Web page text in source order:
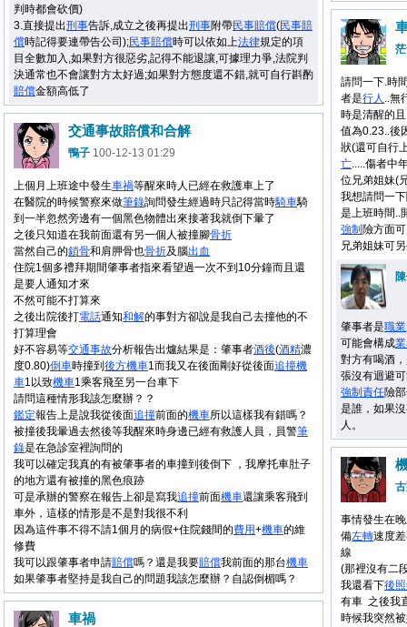
判時都會砍價)
3.直接提出刑事告訴,成立之後再提出刑事附帶民事賠償(民事賠
償時記得要連帶告公司);民事賠償時可以依如上法律規定的項
目全數加入,如果對方很惡劣,記得不能退讓,可據理力爭,法院判
決通常也不會讓對方太好過;如果對方態度還不錯,就可自行斟酌
賠償金額高低了
請問一下.時
者是行人 ..無
時是清醒的
值為0.23..後
狀(還可自行
亡.....傷者中
位兄弟姐妹(
我想請問一
是上班時間..
強制 險方面
兄弟姐妹可
肇事者是職業
可能會構成
對方有喝酒
張沒有迴避
強制 責任險
是誰，如果
人。
交通事故賠償和合解
鴨子 100-12-13 01:29
上個月上班途中發生車禍等醒來時人已經在救護車上了
在醫院的時候警察來做筆錄詢問發生經過時只記得當時騎車騎
到一半忽然旁邊有一個黑色物體出來接著我就倒下暈了
之後只知道在我前面還有另一個人被撞腳骨折
當然自己的鎖骨和肩胛骨也骨折及腦出血
住院1個多禮拜期間肇事者指來看望過一次不到10分鐘而且還
是要人通知才來
不然可能不打算來
之後出院後打電話通知和解的事對方卻說是我自己去撞他的不
打算理會
好不容易等交通事故分析報告出爐結果是：肇事者酒後(酒精濃
度0.80)倒車時撞到 後方機車1而我又在後面剛好從後面追撞機
車1以致機車1乘客飛至另一台車下
請問這種情形我該怎麼辦？？
鑑定報告上是說我從後面追撞前面的機車所以這樣我有錯嗎？
被撞後我暈過去然後等我醒來時身邊已經有救護人員，員警筆
錄是在急診室裡詢問的
我可以確定我真的有被肇事者的車撞到後倒下 ，我摩托車肚子
的地方還有被撞的黑色痕跡
可是承辦的警察在報告上卻是寫我追撞前面機車還讓乘客飛到
車外，這樣的情形是不是對我很不利
因為這件事不得不請1個月的病假+住院錢間的費用+機車的維
修費
我可以跟肇事者申請賠償嗎？還是我要賠償我前面的那台機車
如果肇事者堅持是我自己的問題我該怎麼辦？自認倒楣嗎？
事情發生在
備左轉速度
線
(那裡沒有二
我還看下後
有車 之後我
時候我突然被
車禍